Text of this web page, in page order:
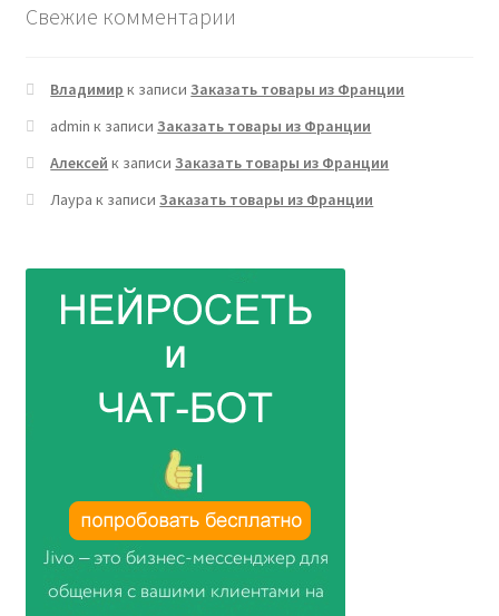
Свежие комментарии
Владимир к записиЗаказать товары из Франции
admin к записиЗаказать товары из Франции
Алексей к записиЗаказать товары из Франции
Лаура к записиЗаказать товары из Франции